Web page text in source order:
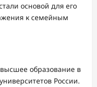
основой для его
к семейным
образование в
России.